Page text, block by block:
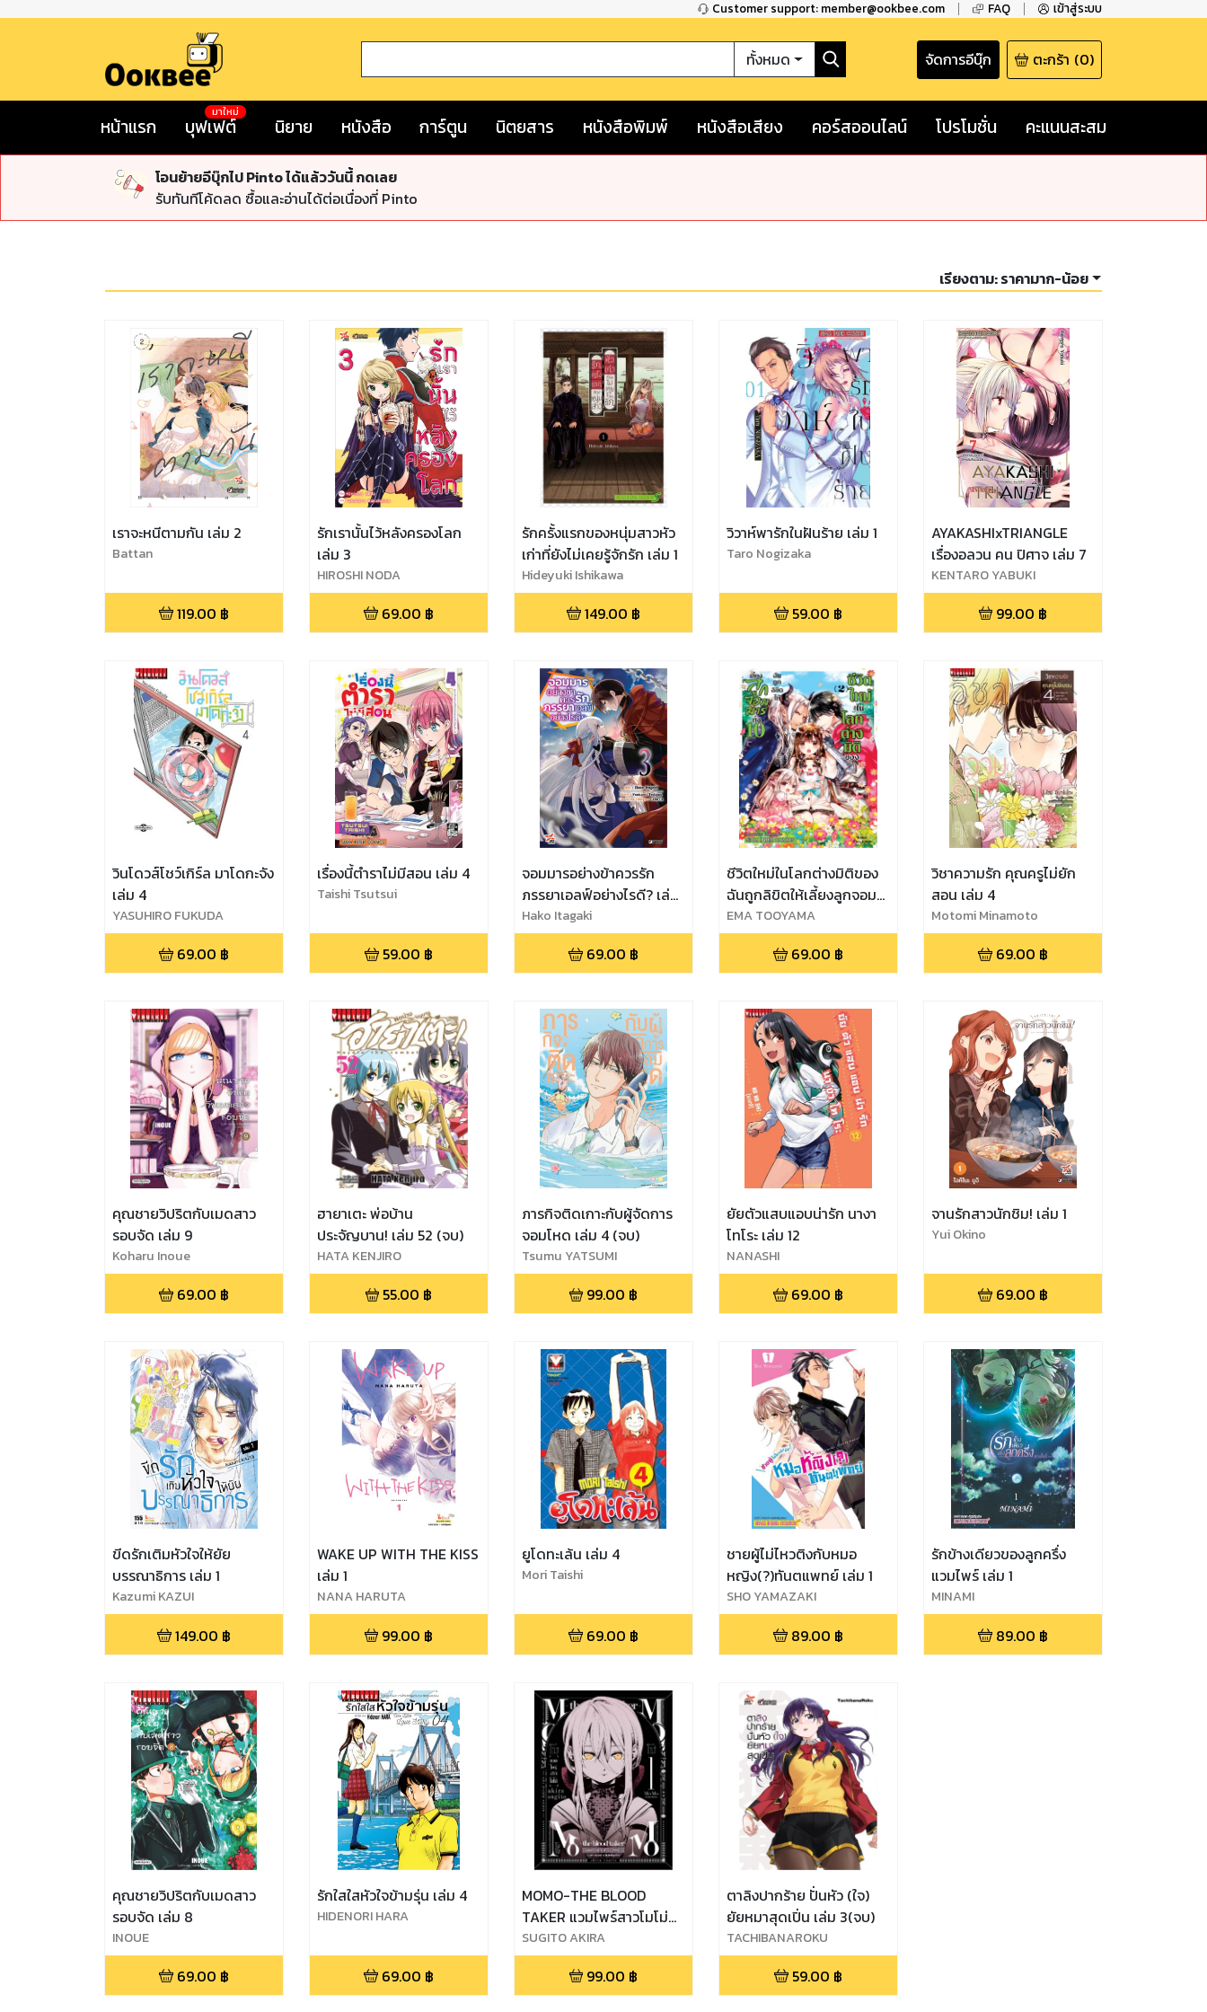
Customer support: member@ookbee.com FAQ เข้าสู่ระบบ
ทั้งหมด จัดการอีบุ๊ก ตะกร้า (0)
หน้าแรก บุฟเฟต์
มาใหม่
นิยาย หนังสือ การ์ตูน นิตยสาร หนังสือพิมพ์ หนังสือเสียง คอร์สออนไลน์ โปรโมชั่น คะแนนสะสม
โอนย้ายอีบุ๊กไป Pinto ได้แล้ววันนี้ กดเลย
รับทันทีโค้ดลด ซื้อและอ่านได้ต่อเนื่องที่ Pinto
เรียงตาม:ราคามาก-น้อย
เราจะหนีตามกัน เล่ม 2
Battan
119.00 ฿
รักเรานั้นไว้หลังครองโลก
เล่ม 3
HIROSHI NODA
69.00 ฿
รักครั้งแรกของหนุ่มสาวหัว
เก่าที่ยังไม่เคยรู้จักรัก เล่ม 1
Hideyuki Ishikawa
149.00 ฿
วิวาห์พารักในฝันร้าย เล่ม 1
Taro Nogizaka
59.00 ฿
AYAKASHIxTRIANGLE
เรื่องอลวน คน ปิศาจ เล่ม 7
KENTARO YABUKI
99.00 ฿
วินโดวส์โชว์เกิร์ล มาโดกะจัง
เล่ม 4
YASUHIRO FUKUDA
69.00 ฿
เรื่องนี้ตำราไม่มีสอน เล่ม 4
Taishi Tsutsui
59.00 ฿
จอมมารอย่างข้าควรรัก
ภรรยาเอลฟ์อย่างไรดี? เล่ม
3
Hako Itagaki
69.00 ฿
ชีวิตใหม่ในโลกต่างมิติของ
ฉันถูกลิขิตให้เลี้ยงลูกจอม
มารทั้ง 10 เล่ม 2
EMA TOOYAMA
69.00 ฿
วิชาความรัก คุณครูไม่ยัก
สอน เล่ม 4
Motomi Minamoto
69.00 ฿
คุณชายวิปริตกับเมดสาว
รอบจัด เล่ม 9
Koharu Inoue
69.00 ฿
ฮายาเตะ พ่อบ้าน
ประจัญบาน! เล่ม 52 (จบ)
HATA KENJIRO
55.00 ฿
ภารกิจติดเกาะกับผู้จัดการ
จอมโหด เล่ม 4 (จบ)
Tsumu YATSUMI
99.00 ฿
ยัยตัวแสบแอบน่ารัก นางา
โทโระ เล่ม 12
NANASHI
69.00 ฿
จานรักสาวนักชิม! เล่ม 1
Yui Okino
69.00 ฿
ขีดรักเติมหัวใจให้ยัย
บรรณาธิการ เล่ม 1
Kazumi KAZUI
149.00 ฿
WAKE UP WITH THE KISS
เล่ม 1
NANA HARUTA
99.00 ฿
ยูโดทะเล้น เล่ม 4
Mori Taishi
69.00 ฿
ชายผู้ไม่ไหวติงกับหมอ
หญิง(?)ทันตแพทย์ เล่ม 1
SHO YAMAZAKI
89.00 ฿
รักข้างเดียวของลูกครึ่ง
แวมไพร์ เล่ม 1
MINAMI
89.00 ฿
คุณชายวิปริตกับเมดสาว
รอบจัด เล่ม 8
INOUE
69.00 ฿
รักใสใสหัวใจข้ามรุ่น เล่ม 4
HIDENORI HARA
69.00 ฿
MOMO-THE BLOOD
TAKER แวมไพร์สาวโมโม่
เล่ม 1
SUGITO AKIRA
99.00 ฿
ตาลิงปากร้าย ปั่นหัว (ใจ)
ยัยหมาสุดเปิ่น เล่ม 3(จบ)
TACHIBANAROKU
59.00 ฿